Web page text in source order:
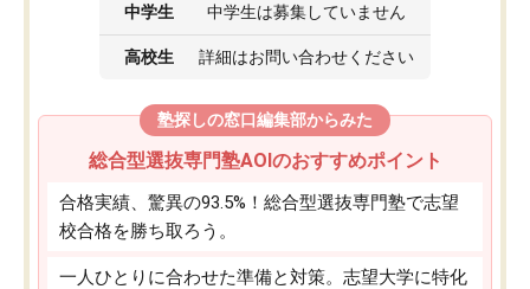
中学生 中学生は募集していません
高校生 詳細はお問い合わせください
塾探しの窓口編集部からみた
総合型選抜専門塾AOIのおすすめポイント
合格実績、驚異の93.5%！総合型選抜専門塾で志望
校合格を勝ち取ろう。
一人ひとりに合わせた準備と対策。志望大学に特化